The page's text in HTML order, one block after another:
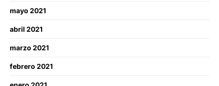
mayo 2021
abril 2021
marzo 2021
febrero 2021